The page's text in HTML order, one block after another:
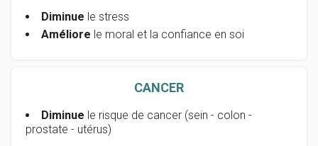
Diminue le stress
Améliore le moral et la confiance en soi
CANCER
Diminue le risque de cancer (sein - colon -
prostate - utérus)